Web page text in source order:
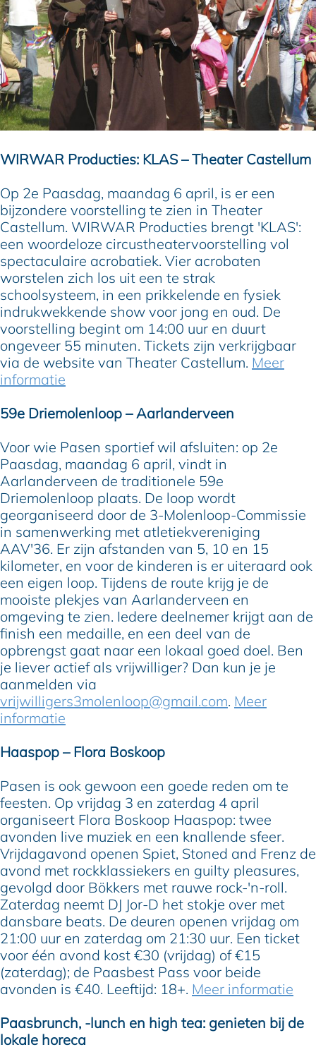
WIRWAR Producties: KLAS – Theater Castellum
Op 2e Paasdag, maandag 6 april, is er een
bijzondere voorstelling te zien in Theater
Castellum. WIRWAR Producties brengt 'KLAS':
een woordeloze circustheatervoorstelling vol
spectaculaire acrobatiek. Vier acrobaten
worstelen zich los uit een te strak
schoolsysteem, in een prikkelende en fysiek
indrukwekkende show voor jong en oud. De
voorstelling begint om 14:00 uur en duurt
ongeveer 55 minuten. Tickets zijn verkrijgbaar
via de website van Theater Castellum. Meer
informatie
59e Driemolenloop – Aarlanderveen
Voor wie Pasen sportief wil afsluiten: op 2e
Paasdag, maandag 6 april, vindt in
Aarlanderveen de traditionele 59e
Driemolenloop plaats. De loop wordt
georganiseerd door de 3-Molenloop-Commissie
in samenwerking met atletiekvereniging
AAV'36. Er zijn afstanden van 5, 10 en 15
kilometer, en voor de kinderen is er uiteraard ook
een eigen loop. Tijdens de route krijg je de
mooiste plekjes van Aarlanderveen en
omgeving te zien. Iedere deelnemer krijgt aan de
finish een medaille, en een deel van de
opbrengst gaat naar een lokaal goed doel. Ben
je liever actief als vrijwilliger? Dan kun je je
aanmelden via
vrijwilligers3molenloop@gmail.com. Meer
informatie
Haaspop – Flora Boskoop
Pasen is ook gewoon een goede reden om te
feesten. Op vrijdag 3 en zaterdag 4 april
organiseert Flora Boskoop Haaspop: twee
avonden live muziek en een knallende sfeer.
Vrijdagavond openen Spiet, Stoned and Frenz de
avond met rockklassiekers en guilty pleasures,
gevolgd door Bökkers met rauwe rock-'n-roll.
Zaterdag neemt DJ Jor-D het stokje over met
dansbare beats. De deuren openen vrijdag om
21:00 uur en zaterdag om 21:30 uur. Een ticket
voor één avond kost €30 (vrijdag) of €15
(zaterdag); de Paasbest Pass voor beide
avonden is €40. Leeftijd: 18+. Meer informatie
Paasbrunch, -lunch en high tea: genieten bij de
lokale horeca